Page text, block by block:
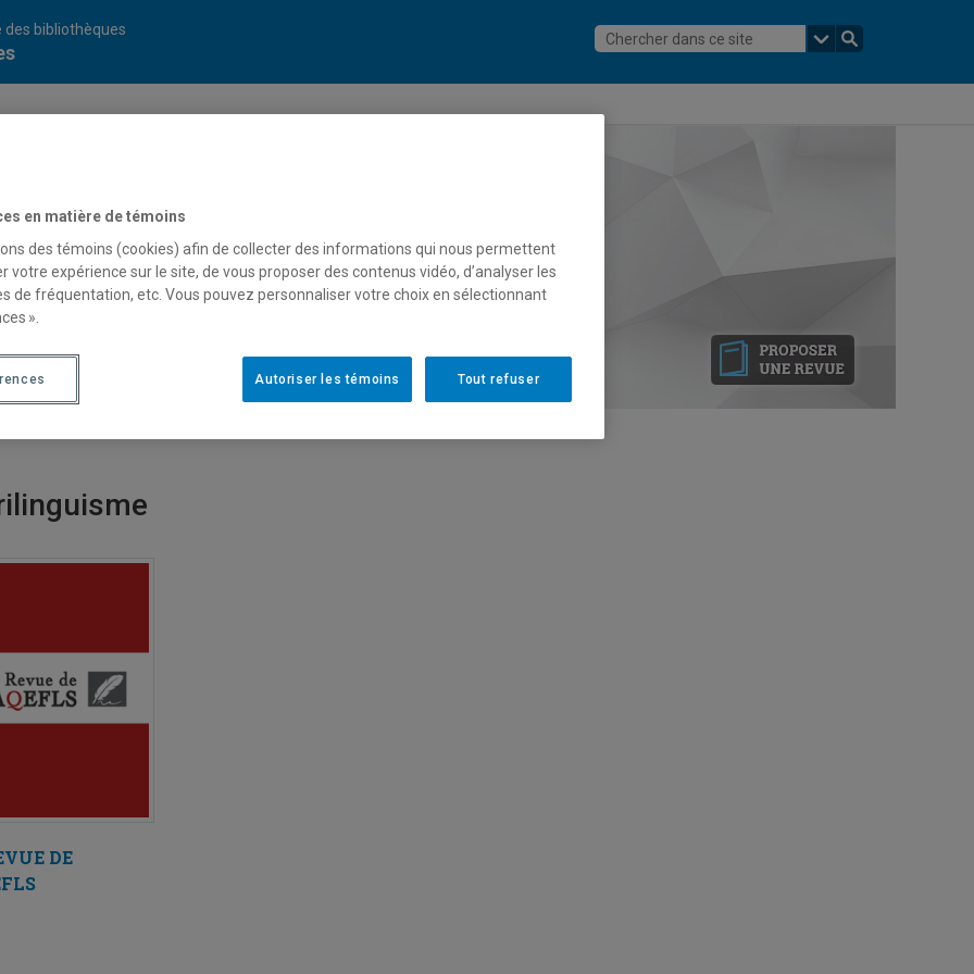
des bibliothèques
DE
en matière de témoins
des témoins (cookies) afin de collecter des informations qui nous permettent
votre expérience sur le site, de vous proposer des contenus vidéo, d’analyser les
de fréquentation, etc. Vous pouvez personnaliser votre choix en sélectionnant
».
Tout refuser
Autoriser les témoins